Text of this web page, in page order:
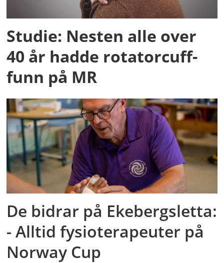
Studie: Nesten alle over
40 år hadde rotatorcuff-
funn på MR
De bidrar på Ekebergsletta:
- Alltid fysioterapeuter på
Norway Cup